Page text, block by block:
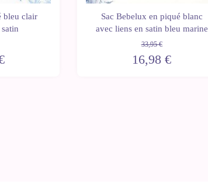
bleu clair
Sac Bebelux en piqué blanc
avec liens en satin bleu marine
33,95 €
16,98 €